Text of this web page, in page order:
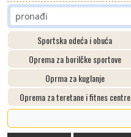
Sportska odeća i obuća
Oprema za borilčke sportove
Oprma za kuglanje
Oprema za teretane i fitnes centre